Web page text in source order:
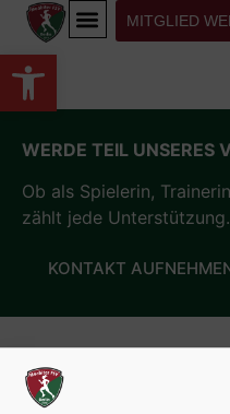
Werkzeugleiste öffnen
MITGLIED
WERDE TEIL UNSERES
Ob als Spielerin,
zählt jede Unterstützung.
KONTAKT